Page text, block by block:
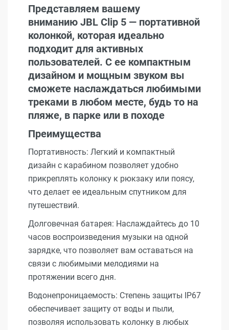
Представляем вашему
вниманию JBL Clip 5 — портативной
колонкой, которая идеально
подходит для активных
пользователей. С ее компактным
дизайном и мощным звуком вы
сможете наслаждаться любимыми
треками в любом месте, будь то на
пляже, в парке или в походе
Преимущества
Портативность: Легкий и компактный
дизайн с карабином позволяет удобно
прикреплять колонку к рюкзаку или поясу,
что делает ее идеальным спутником для
путешествий.
Долговечная батарея: Наслаждайтесь до 10
часов воспроизведения музыки на одной
зарядке, что позволяет вам оставаться на
связи с любимыми мелодиями на
протяжении всего дня.
Водонепроницаемость: Степень защиты IP67
обеспечивает защиту от воды и пыли,
позволяя использовать колонку в любых